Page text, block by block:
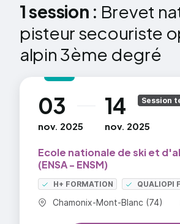
1 session : Brevet
pisteur secouriste
alpin 3ème degré
03
nov. 2025
au 14
nov. 2025
Ecole nationale de ski et
(ENSA - ENSM)
H+ FORMATION QUALIOPI
Commune :
Chamonix-Mont-Blanc (74)
Session